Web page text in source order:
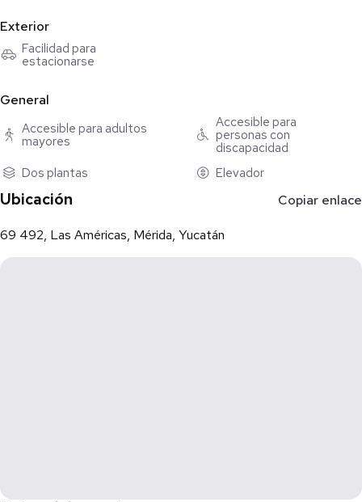
Exterior
Facilidad para
estacionarse
General
Accesible para adultos
mayores
Accesible para
personas con
discapacidad
Dos plantas
Elevador
Ubicación Copiar enlace
69 492, Las Américas, Mérida, Yucatán